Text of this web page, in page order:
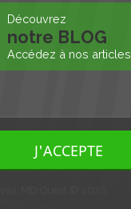
Découvrez
notre BLOG
Accédez à nos articles
J'ACCEPTE